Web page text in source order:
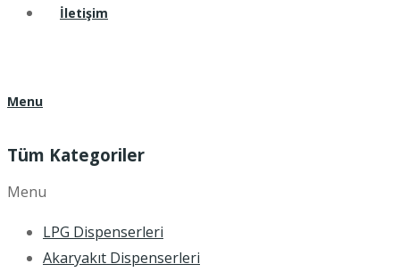
İletişim
Menu
Tüm Kategoriler
Menu
LPG Dispenserleri
Akaryakıt Dispenserleri